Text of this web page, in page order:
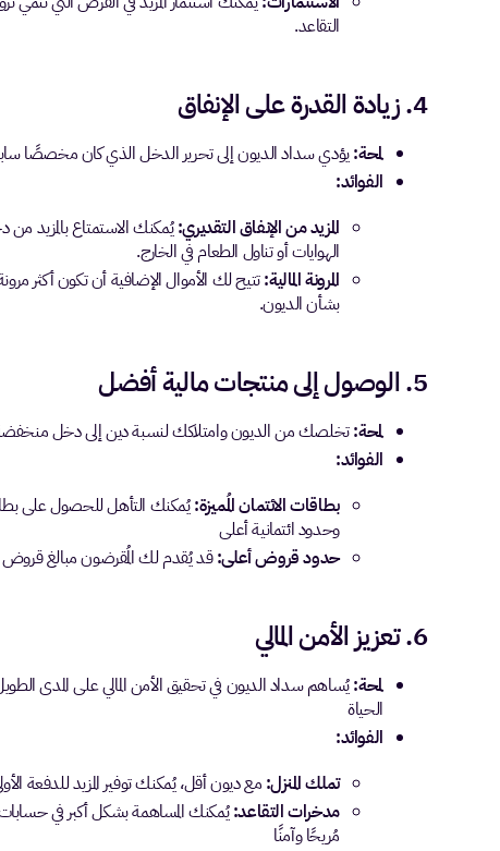
التقاعد.
4. زيادة القدرة على الإنفاق
لمحة:يؤدي سداد الديون إلى تحرير الدخل الذي كان مخصصًا
الفوائد:
المزيد من الإنفاق التقديري:يُمكنك الاستمتاع بالمزيد
الهوايات أو تناول الطعام في الخارج.
المرونة المالية:تتيح لك الأموال الإضافية أن تكون أكثر
بشأن الديون.
5. الوصول إلى منتجات مالية أفضل
لمحة:تخلصك من الديون وامتلاكك لنسبة دين إلى دخل منخفضة
الفوائد:
بطاقات الائتمان المُميزة:يُمكنك التأهل للحصول على
وحدود ائتمانية أعلى
حدود قروض أعلى:قد يُقدم لك المُقرضون مبالغ قروض
6. تعزيز الأمن المالي
لمحة:يُساهم سداد الديون في تحقيق الأمن المالي على المدى
الحياة
الفوائد:
تملك المنزل: مع ديون أقل، يُمكنك توفير المزيد للدفعة
مدخرات التقاعد:يُمكنك المساهمة بشكل أكبر في
مُريحًا وآمنًا